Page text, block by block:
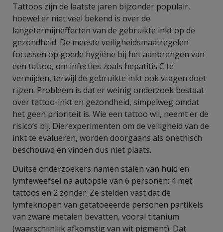
Tattoos zijn de laatste jaren bijzonder populair,
hoewel er niet veel bekend is over de
langetermijneffecten van de gebruikte inkt op de
gezondheid. De meeste veiligheidsmaatregelen
focussen op goede hygiëne bij het aanbrengen van
een tattoo, om infecties zoals hepatitis C te
vermijden, terwijl de gebruikte inkt ook vragen doet
rijzen. Probleem is dat er weinig onderzoek bestaat
over tattoo-inkt en gezondheid, simpelweg omdat
het geen prioriteit is. Wie een tattoo wil, neemt er de
risico’s bij. Dierexperimenten om de veiligheid van de
inkt te evalueren, worden doorgaans als onethisch
beschouwd en vinden dus niet plaats.
Duitse onderzoekers namen stalen van huid en
lymfeweefsel na autopsie van 6 personen: 4 met
tattoos en 2 zonder. Ze stelden vast dat de
lymfeknopen van getatoeëerde personen partikels
van zware metalen bevatten, vooral titanium
(waarschijnlijk afkomstig van wit pigment). Dat